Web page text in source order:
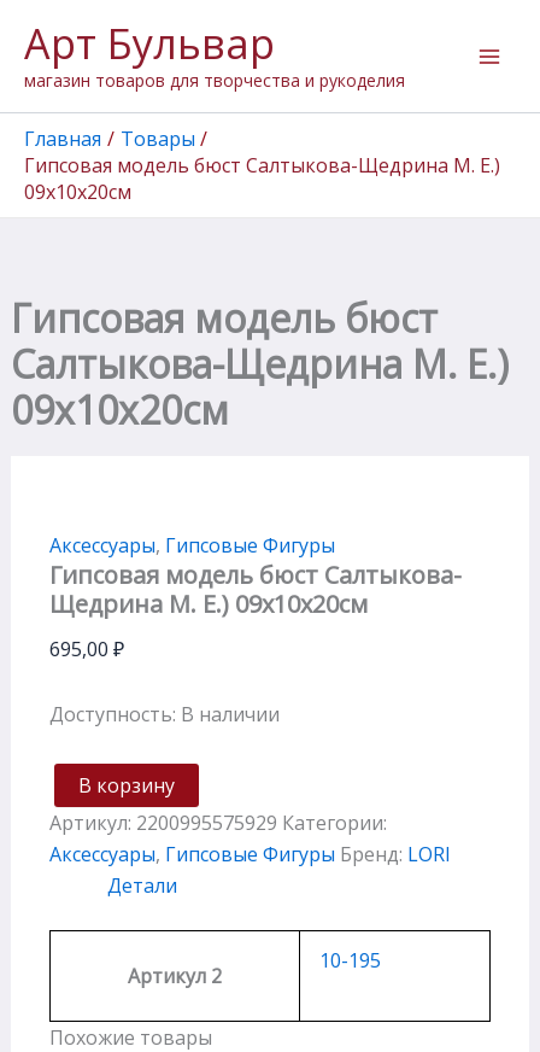
содержимому
Арт Бульвар
магазин товаров для творчества и рукоделия
Главная
Товары
Гипсовая модель бюст Салтыкова-Щедрина М. Е.)
09х10х20см
Гипсовая модель бюст
Салтыкова-Щедрина М. Е.)
09х10х20см
Аксессуары, Гипсовые Фигуры
Гипсовая модель бюст Салтыкова-
Щедрина М. Е.) 09х10х20см
695,00 ₽
Доступность: В наличии
товара
Гипсовая
модель
бюст
Салтыкова-
М.
Е.)
В корзину
Артикул: 2200995575929 Категории:
Аксессуары, Гипсовые Фигуры Бренд: LORI
Детали
Артикул 2
10-195
Похожие товары